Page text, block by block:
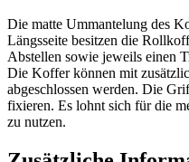
Die matte Ummantelung des
Längsseite besitzen die
Abstellen sowie jeweils einen
Die Koffer können mit
abgeschlossen werden. Die
fixieren. Es lohnt sich für die
zu nutzen.